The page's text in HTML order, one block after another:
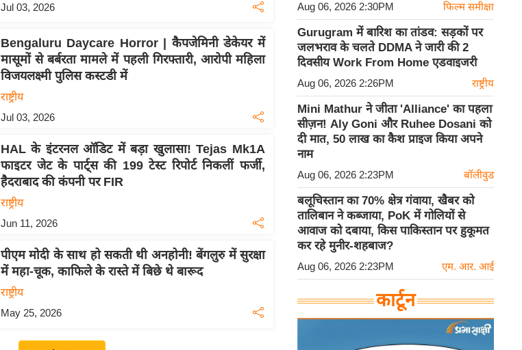
Jul 03, 2026
Bengaluru Daycare Horror | कैपजेमिनी डेकेयर में
मासूमों से बर्बरता मामले में पहली गिरफ्तारी, आरोपी महिला
विजयलक्ष्मी पुलिस कस्टडी में
राष्ट्रीय
Jul 03, 2026
HAL के इंटरनल ऑडिट में बड़ा खुलासा! Tejas Mk1A
फाइटर जेट के पार्ट्स की 199 टेस्ट रिपोर्ट निकलीं फर्जी,
हैदराबाद की कंपनी पर FIR
राष्ट्रीय
Jun 11, 2026
पीएम मोदी के साथ हो सकती थी अनहोनी! बेंगलुरु में सुरक्षा
में महा-चूक, काफिले के रास्ते में बिछे थे बारूद
राष्ट्रीय
May 25, 2026
Aug 06, 2026 2:30PM फिल्म समीक्षा
Gurugram में बारिश का तांडव: सड़कों पर
जलभराव के चलते DDMA ने जारी की 2
दिवसीय Work From Home एडवाइजरी
Aug 06, 2026 2:26PM राष्ट्रीय
Mini Mathur ने जीता 'Alliance' का पहला
सीज़न! Aly Goni और Ruhee Dosani को
दी मात, 50 लाख का कैश प्राइज किया अपने
नाम
Aug 06, 2026 2:23PM बॉलीवुड
बलूचिस्तान का 70% क्षेत्र गंवाया, खैबर को
तालिबान ने कब्जाया, PoK में गोलियों से
आवाज को दबाया, किस पाकिस्तान पर हुकूमत
कर रहे मुनीर-शहबाज?
Aug 06, 2026 2:23PM एम. आर. आई
कार्टून